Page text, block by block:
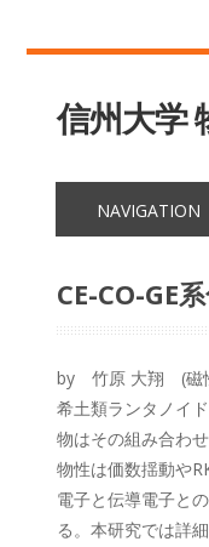
信州大学
CE-CO-GE
by 竹原 大翔 (磁
希土類ランタノイ
物はその組み合わ
物性は価数揺動や
電子と伝導電子と
る。本研究では詳